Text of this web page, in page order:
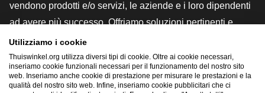
vendono prodotti e/o servizi, le aziende e i loro dipendenti
ad avere più successo. Offriamo soluzioni pertinenti e
pratiche con vari marchi di fiducia, recensioni Thuiswinkel,
strumenti e consulenze legali, advocacy, ricerche di
mercato e disponiamo di una nostra piattaforma formativa,
la Thuiswinkel e-Academy.
Utilizziamo i cookie
Thuiswinkel.org utilizza diversi tipi di cookie. Oltre ai cookie necessari,
inseriamo cookie funzionali necessari per il funzionamento del nostro sito
web. Inseriamo anche cookie di prestazione per misurare le prestazioni e la
qualità del nostro sito web. Infine, inseriamo cookie pubblicitari che ci